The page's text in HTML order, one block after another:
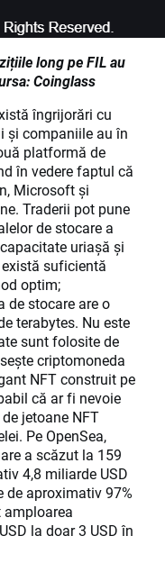
long pe FIL au
Coinglass
îngrijorări cu
și companiile au în
platformă de
în vedere faptul că
Microsoft și
Traderii pot pune
de stocare a
uriașă și
suficientă
optim;
de stocare are o
terabytes. Nu este
sunt folosite de
criptomoneda
NFT construit pe
că ar fi nevoie
jetoane NFT
Pe OpenSea,
a scăzut la 159
4,8 miliarde USD
de aproximativ 97%
la doar 3 USD în